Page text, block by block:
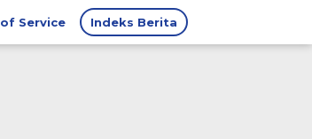
Service Indeks Berita